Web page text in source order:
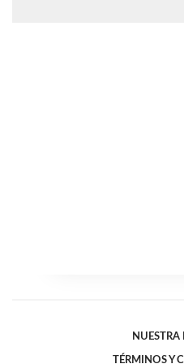
NUESTRA
TÉRMINOS Y